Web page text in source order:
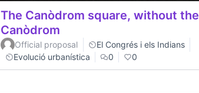
The Canòdrom square, without the
Canòdrom
Official proposal
El Congrés i els Indians
Evolució urbanística
0 0